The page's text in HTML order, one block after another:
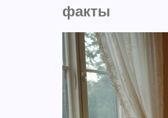
факты